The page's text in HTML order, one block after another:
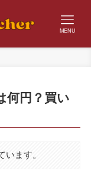
MENU
何円？買い
ます。